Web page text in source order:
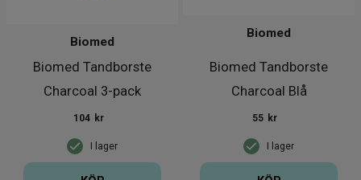
Biomed Tandborste
Charcoal 3-pack
Biomed
I lager
104 kr
Biomed Tandborste
Charcoal Blå
Biomed
I lager
55 kr